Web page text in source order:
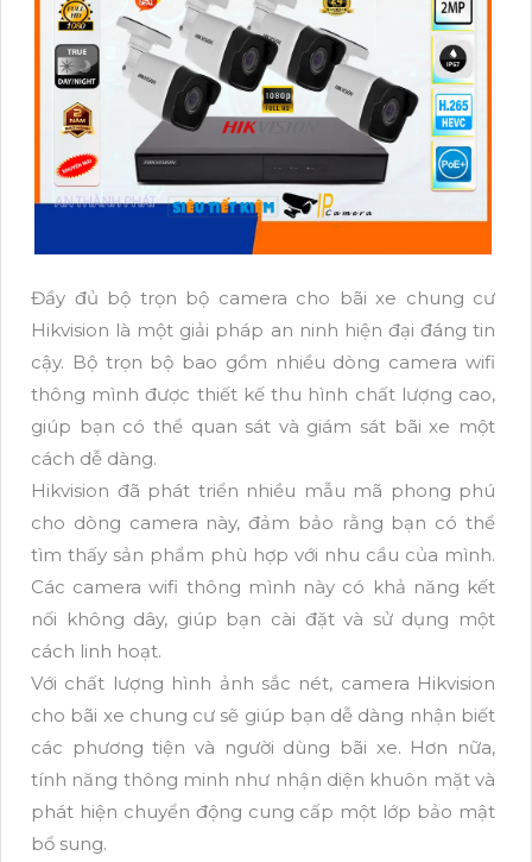
Đầy đủ bộ trọn bộ camera cho bãi xe chung cư
Hikvision là một giải pháp an ninh hiện đại đáng tin
cậy. Bộ trọn bộ bao gồm nhiều dòng camera wifi
thông mình được thiết kế thu hình chất lượng cao,
giúp bạn có thể quan sát và giám sát bãi xe một
cách dễ dàng.
Hikvision đã phát triển nhiều mẫu mã phong phú
cho dòng camera này, đảm bảo rằng bạn có thể
tìm thấy sản phẩm phù hợp với nhu cầu của mình.
Các camera wifi thông mình này có khả năng kết
nối không dây, giúp bạn cài đặt và sử dụng một
cách linh hoạt.
Với chất lượng hình ảnh sắc nét, camera Hikvision
cho bãi xe chung cư sẽ giúp bạn dễ dàng nhận biết
các phương tiện và người dùng bãi xe. Hơn nữa,
tính năng thông minh như nhận diện khuôn mặt và
phát hiện chuyển động cung cấp một lớp bảo mật
bổ sung.